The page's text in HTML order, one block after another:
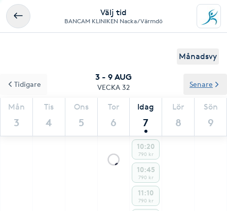
Välj tid
BANCAM KLINIKEN Nacka / Värmdö
Månadsvy
3 - 9 AUG
VECKA 32
Mån
3
Tis
4
Ons
5
Tor
6
Idag
7
Lör
8
Sön
9
Tidigare Senare
10:20
790 kr
10:45
790 kr
11:10
790 kr